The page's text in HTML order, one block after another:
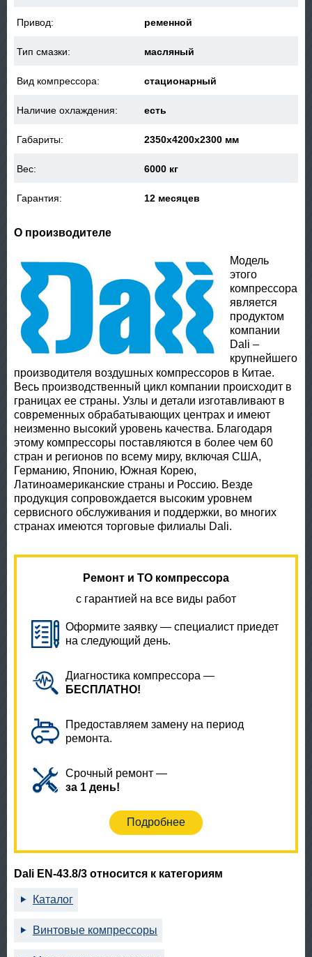
Привод: ременной
Тип смазки: масляный
Вид компрессора: стационарный
Наличие охлаждения: есть
Габариты: 2350x4200x2300 мм
Вес: 6000 кг
Гарантия: 12 месяцев
О производителе
Модель
этого
компрессора
является
продуктом
компании
Dali –
крупнейшего
производителя воздушных компрессоров в Китае.
Весь производственный цикл компании происходит в
границах ее страны. Узлы и детали изготавливают в
современных обрабатывающих центрах и имеют
неизменно высокий уровень качества. Благодаря
этому компрессоры поставляются в более чем 60
стран и регионов по всему миру, включая США,
Германию, Японию, Южная Корею,
Латиноамериканские страны и Россию. Везде
продукция сопровождается высоким уровнем
сервисного обслуживания и поддержки, во многих
странах имеются торговые филиалы Dali.
Ремонт и ТО компрессора
с гарантией на все виды работ
Оформите заявку — специалист приедет
на следующий день.
Диагностика компрессора —
БЕСПЛАТНО!
Предоставляем замену на период
ремонта.
Срочный ремонт —
за 1 день!
Подробнее
Dali EN-43.8/3 относится к категориям
Каталог
Винтовые компрессоры